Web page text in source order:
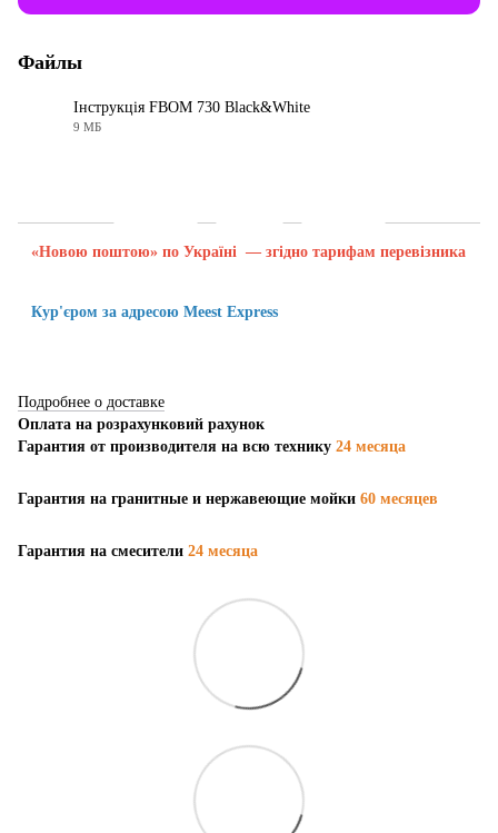
Файлы
Інструкція FBOM 730 Black&White
9 МБ
«Новою поштою» по Україні — згідно тарифам перевізника
Кур'єром за адресою Meest Express
Подробнее о доставке
Оплата на розрахунковий рахунок
Гарантия от производителя на всю технику 24 месяца
Гарантия на гранитные и нержавеющие мойки 60 месяцев
Гарантия на смесители 24 месяца